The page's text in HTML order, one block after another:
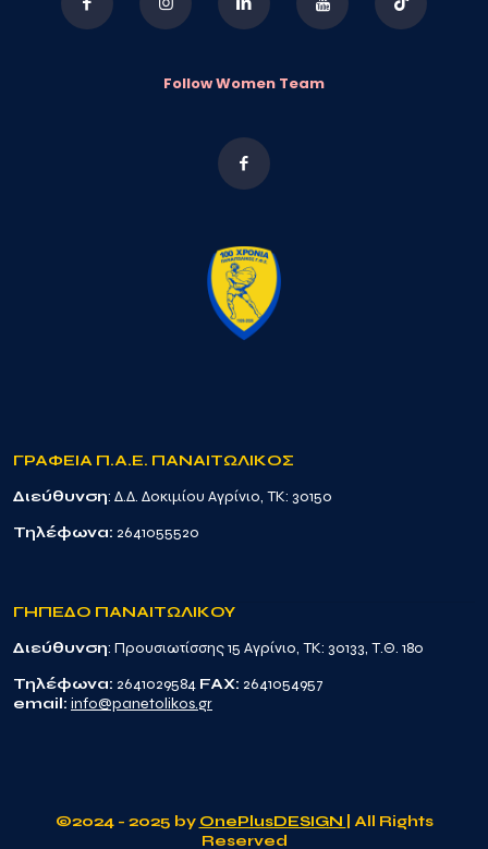
Follow Women Team
ΓΡΑΦΕΙΑ Π.Α.Ε. ΠΑΝΑΙΤΩΛΙΚΟΣ
Διεύθυνση: Δ.Δ. Δοκιμίου Αγρίνιο, TK: 30150
Τηλέφωνα: 2641055520
ΓΗΠΕΔΟ ΠΑΝΑΙΤΩΛΙΚΟΥ
Διεύθυνση: Προυσιωτίσσης 15 Αγρίνιο, TK: 30133, Τ.Θ. 180
Τηλέφωνα: 2641029584 FAX: 2641054957
email: info@panetolikos.gr
©2024 - 2025 by OnePlusDESIGN
| All Rights
Reserved